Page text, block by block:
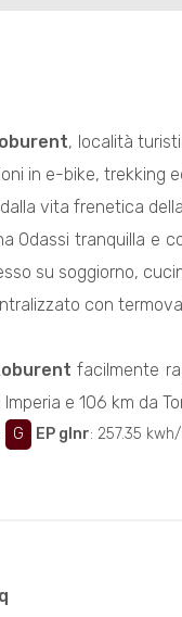
, località
in e-bike, trekking
vita frenetica
Odassi tranquilla e
su soggiorno,
con
facilmente
e 106 km da
G EP glnr: 257.35 kwh/